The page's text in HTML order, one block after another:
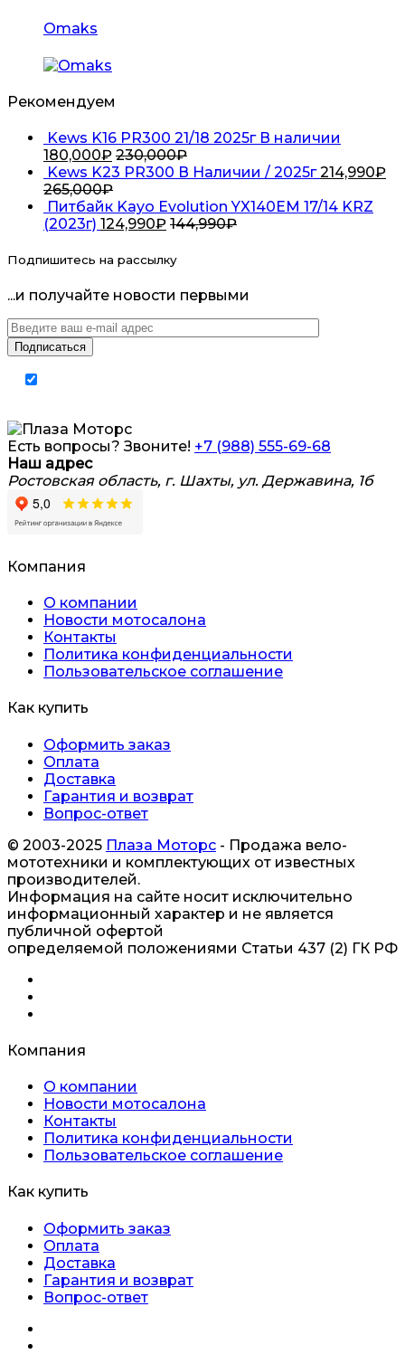
Omaks
Рекомендуем
Kews K16 PR300 21/18 2025г В наличии
180,000₽ 230,000₽
Kews K23 PR300 В Наличии / 2025г 214,990₽
265,000₽
Питбайк Kayo Evolution YX140EM 17/14 KRZ
(2023г) 124,990₽ 144,990₽
Подпишитесь на рассылку
...и получайте новости первыми
Есть вопросы? Звоните! +7 (988) 555-69-68
Наш адрес
Ростовская область, г. Шахты, ул. Державина, 1б
Компания
О компании
Новости мотосалона
Контакты
Политика конфиденциальности
Пользовательское соглашение
Как купить
Оформить заказ
Оплата
Доставка
Гарантия и возврат
Вопрос-ответ
© 2003-2025 Плаза Моторс - Продажа вело-
мототехники и комплектующих от известных
производителей.
Информация на сайте носит исключительно
информационный характер и не является
публичной офертой
определяемой положениями Статьи 437 (2) ГК РФ
Компания
О компании
Новости мотосалона
Контакты
Политика конфиденциальности
Пользовательское соглашение
Как купить
Оформить заказ
Оплата
Доставка
Гарантия и возврат
Вопрос-ответ